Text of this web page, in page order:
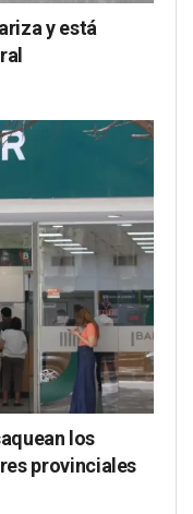
y está
los
provinciales